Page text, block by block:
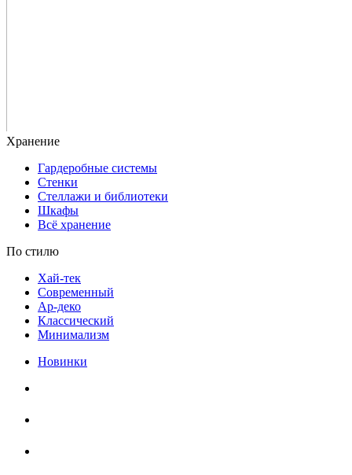
Гардеробные системы
Стенки
Стеллажи и библиотеки
Шкафы